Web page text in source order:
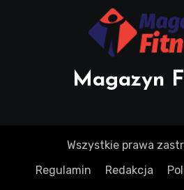
Magazyn
Wszystkie prawa
Regulamin
Redakcja